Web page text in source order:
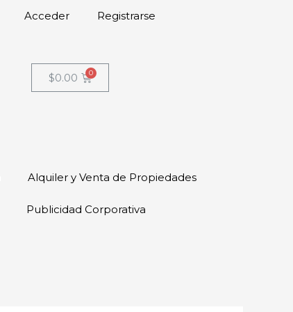
Acceder Registrarse
$0.00
Alquiler y Venta de Propiedades
Publicidad Corporativa